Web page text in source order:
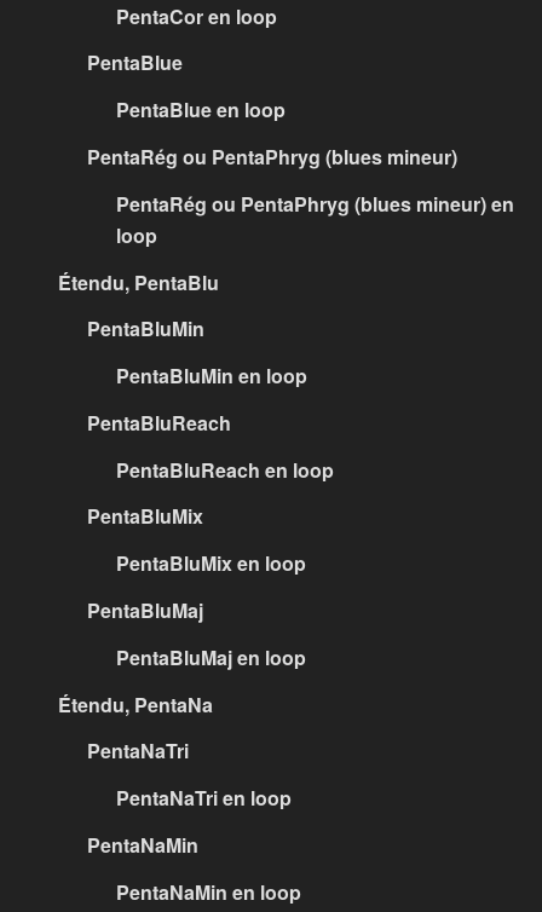
PentaCor en loop
PentaBlue
PentaBlue en loop
PentaRég ou PentaPhryg (blues mineur)
PentaRég ou PentaPhryg (blues mineur) en
loop
Étendu, PentaBlu
PentaBluMin
PentaBluMin en loop
PentaBluReach
PentaBluReach en loop
PentaBluMix
PentaBluMix en loop
PentaBluMaj
PentaBluMaj en loop
Étendu, PentaNa
PentaNaTri
PentaNaTri en loop
PentaNaMin
PentaNaMin en loop